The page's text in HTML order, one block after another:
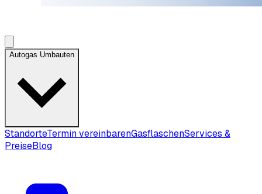
Autogas Umbauten
StandorteTermin vereinbarenGasflaschenServices &
PreiseBlog